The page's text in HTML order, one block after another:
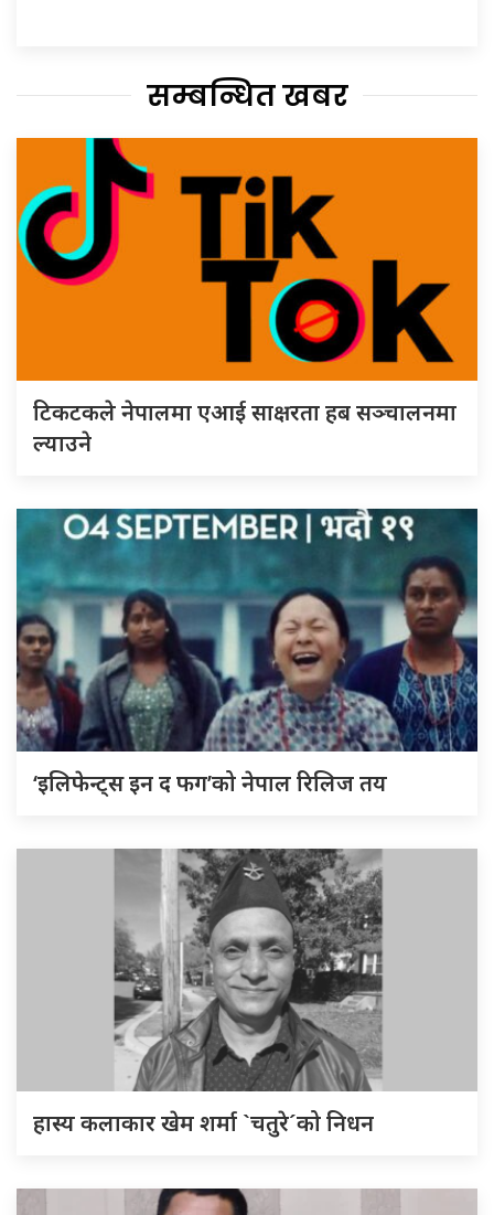
सम्बन्धित खबर
टिकटकले नेपालमा एआई साक्षरता हब सञ्चालनमा
ल्याउने
‘इलिफेन्ट्स इन द फग’को नेपाल रिलिज तय
हास्य कलाकार खेम शर्मा `चतुरे´को निधन